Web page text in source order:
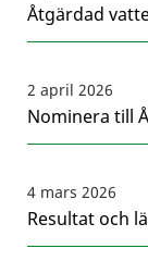
Åtgärdad
2 april 2026
Nominera till
4 mars 2026
Resultat och